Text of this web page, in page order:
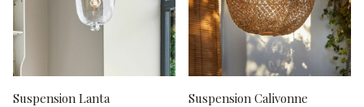
Suspension Lanta Suspension Calivonne